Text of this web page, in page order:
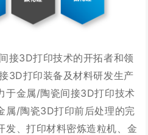
接3D打印技术的开拓者和领
3D打印装备及材料研发生产
于金属/陶瓷间接3D打印技术
属/陶瓷3D打印前后处理的完
发、打印材料密炼造粒机、金